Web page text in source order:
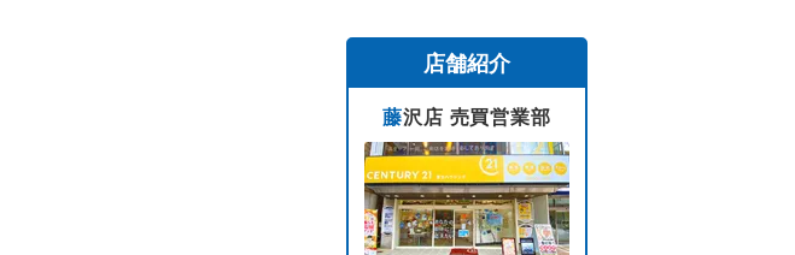
店舗紹介
藤沢店 売買営業部